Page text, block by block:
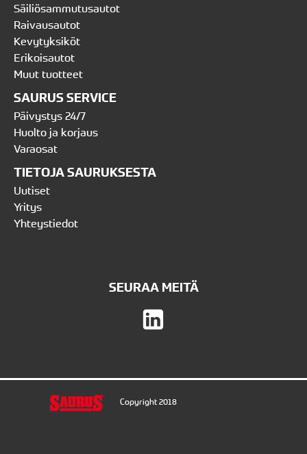
Säiliösammutusautot
Raivausautot
Kevytyksiköt
Erikoisautot
Muut tuotteet
SAURUS SERVICE
Päivystys 24/7
Huolto ja korjaus
Varaosat
TIETOJA SAURUKSESTA
Uutiset
Yritys
Yhteystiedot
SEURAA MEITÄ
Copyright 2018